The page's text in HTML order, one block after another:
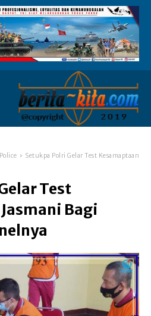
Police
Setukpa Polri Gelar Test Kesamaptaan
Test
Bagi